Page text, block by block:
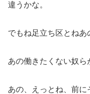
違うかな。
でもね足立ち区とねあ
あの働きたくない奴ら
あの、えっとね、前